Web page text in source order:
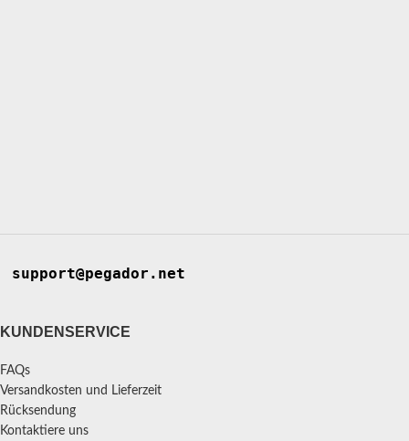
support@pegador.net
KUNDENSERVICE
FAQs
Versandkosten und Lieferzeit
Rücksendung
Kontaktiere uns